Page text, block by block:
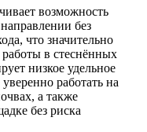
возможность
без
что значительно
в стеснённых
низкое удельное
работать на
а также
без риска